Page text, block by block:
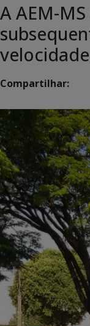
A AEM-
Compartilhar: